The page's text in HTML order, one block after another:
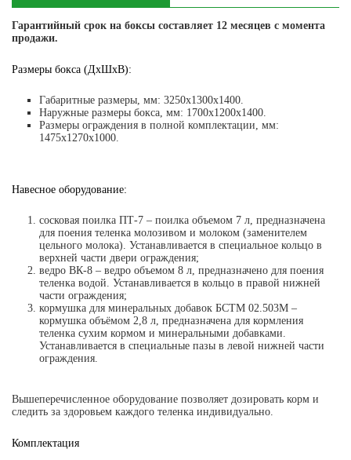
Гарантийный срок на боксы составляет 12 месяцев с момента
продажи.
Размеры бокса (ДхШхВ):
Габаритные размеры, мм: 3250х1300х1400.
Наружные размеры бокса, мм: 1700х1200х1400.
Размеры ограждения в полной комплектации, мм:
1475х1270х1000.
Навесное оборудование:
сосковая поилка ПТ-7 – поилка объемом 7 л, предназначена
для поения теленка молозивом и молоком (заменителем
цельного молока). Устанавливается в специальное кольцо в
верхней части двери ограждения;
ведро ВК-8 – ведро объемом 8 л, предназначено для поения
теленка водой. Устанавливается в кольцо в правой нижней
части ограждения;
кормушка для минеральных добавок БСТМ 02.503М –
кормушка объёмом 2,8 л, предназначена для кормления
теленка сухим кормом и минеральными добавками.
Устанавливается в специальные пазы в левой нижней части
ограждения.
Вышеперечисленное оборудование позволяет дозировать корм и
следить за здоровьем каждого теленка индивидуально.
Комплектация